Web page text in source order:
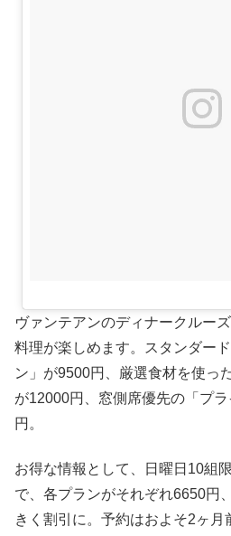
ヴァンテアンのディナークルー
料理が楽しめます。スタンダー
ン」が9500円、厳選食材を使っ
が12000円、窓側席優先の「プ
円。
お得な情報として、日曜日10組
で、各プランがそれぞれ6650円
きく割引に。予約はおよそ2ヶ